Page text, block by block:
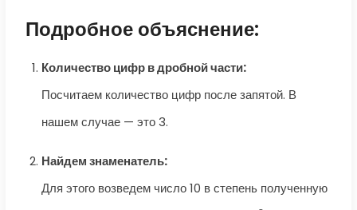
Подробное объяснение:
Количество цифр в дробной части:
Посчитаем количество цифр после запятой. В
нашем случае — это 3.
Найдем знаменатель:
Для этого возведем число 10 в степень полученную